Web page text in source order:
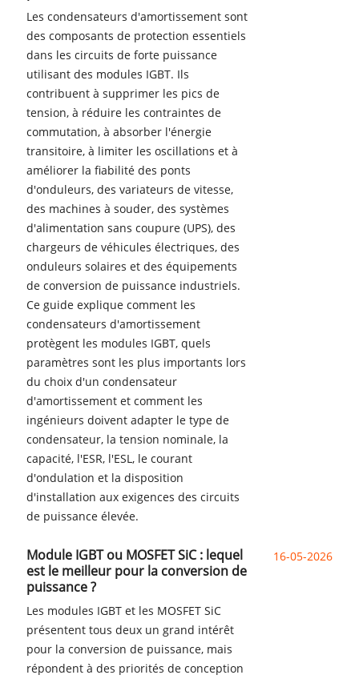
Les condensateurs d'amortissement sont
des composants de protection essentiels
dans les circuits de forte puissance
utilisant des modules IGBT. Ils
contribuent à supprimer les pics de
tension, à réduire les contraintes de
commutation, à absorber l'énergie
transitoire, à limiter les oscillations et à
améliorer la fiabilité des ponts
d'onduleurs, des variateurs de vitesse,
des machines à souder, des systèmes
d'alimentation sans coupure (UPS), des
chargeurs de véhicules électriques, des
onduleurs solaires et des équipements
de conversion de puissance industriels.
Ce guide explique comment les
condensateurs d'amortissement
protègent les modules IGBT, quels
paramètres sont les plus importants lors
du choix d'un condensateur
d'amortissement et comment les
ingénieurs doivent adapter le type de
condensateur, la tension nominale, la
capacité, l'ESR, l'ESL, le courant
d'ondulation et la disposition
d'installation aux exigences des circuits
de puissance élevée.
16-05-2026
Module IGBT ou MOSFET SiC : lequel
est le meilleur pour la conversion de
puissance ?
Les modules IGBT et les MOSFET SiC
présentent tous deux un grand intérêt
pour la conversion de puissance, mais
répondent à des priorités de conception